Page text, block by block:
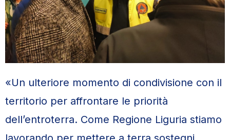
«Un ulteriore momento di condivisione con il
territorio per affrontare le priorità
dell’entroterra. Come Regione Liguria stiamo